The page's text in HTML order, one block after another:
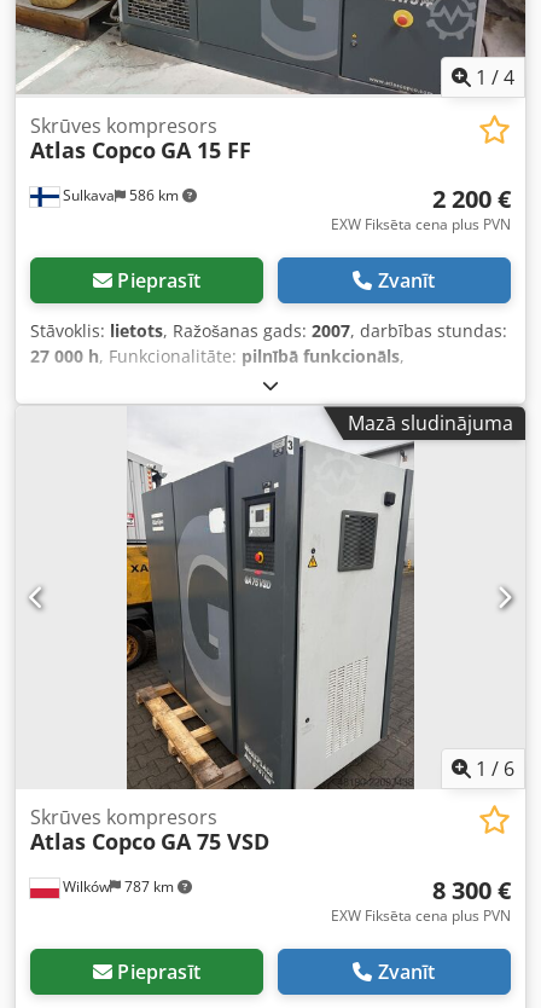
1 /4
Sulkava 586 km
Skrūves kompresors
Atlas Copco GA 15 FF
2 200 €
EXW Fiksēta cena plus PVN
Pieprasīt Zvanīt
Stāvoklis: lietots, Ražošanas gads: 2007, darbības stundas:
27 000 h, Funkcionalitāte: pilnībā funkcionāls,
iekārtas/transportlīdzekļa numurs:
iesmidzināšanas rotācijas skrūvju kompresors ar integrētu
aukstuma žāvētāju Atlas Copco, modelis GA 15 FF,
izgatavošanas gads 2007, sērijas numurs API454025, lietots
~27 000 h, ar Atlas Copco Elektronikon II vadības bloku
Iekārta izņemta no ražošanas kopš 2022. gada. Pēdējā
apkope veikta 2019. gada vasarā pie 23 460 h. Pēc
vēlēšanās var tikt iekļauts arī saspiestā gaisa balons. Pmax
7,3 bar – 105 psi Dedpfx Afszd Avaslskr Qv 43 l/s – 2,58
m³/min P motors 15 kW – 20 Zs Iepakošana un iekraušana
uz piekabes iekļauta cenā, Incoterms FOT.
Mazā sludinājuma
1 / 6
Wilków 787 km
Skrūves kompresors
Atlas Copco GA 75 VSD
8 300 €
EXW Fiksēta cena plus PVN
Pieprasīt Zvanīt